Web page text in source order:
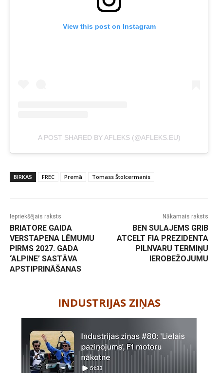
View this post on Instagram
A POST SHARED BY AFLEKS (@AFLEKS.EU)
BIRKAS FREC Premā Tomass Štolcermanis
Iepriekšējais raksts
BRIATORE GAIDA
VERSTAPENA LĒMUMU
PIRMS 2027. GADA
‘ALPINE’ SASTĀVA
APSTIPRINĀŠANAS
Nākamais raksts
BEN SULAJEMS GRIB
ATCELT FIA PREZIDENTA
PILNVARU TERMIŅU
IEROBEŽOJUMU
INDUSTRIJAS ZIŅAS